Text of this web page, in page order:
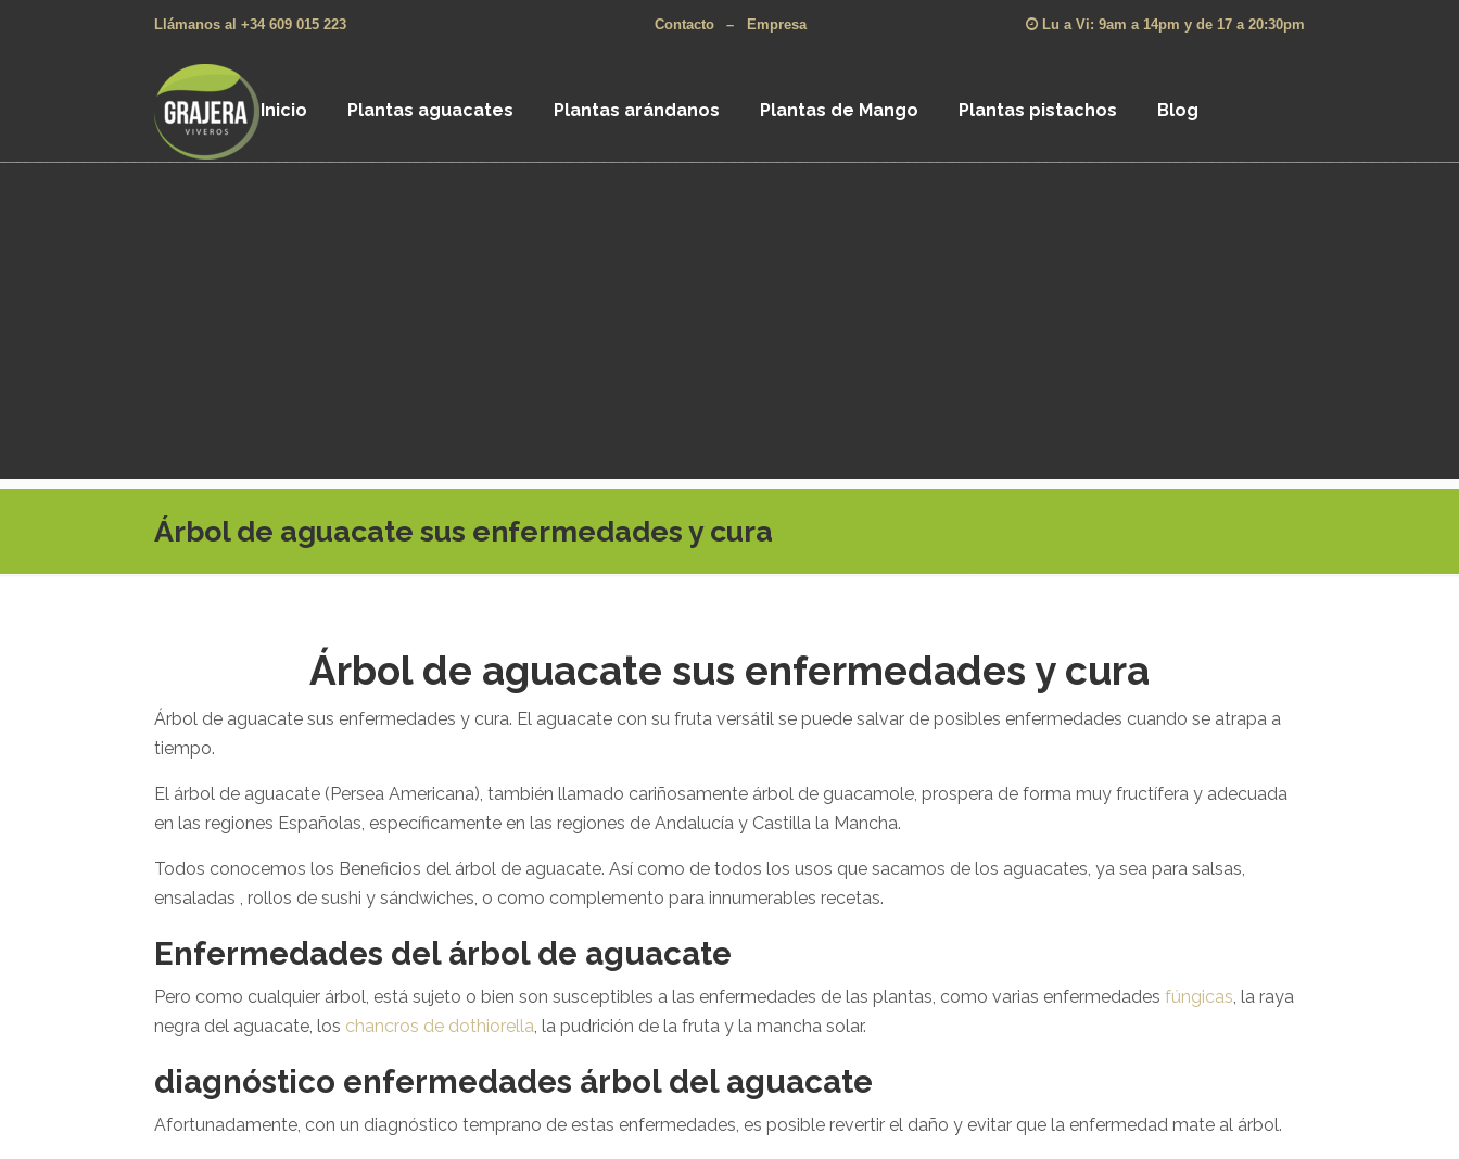
Llámanos al +34 609 015 223 Contacto – Empresa Lu a Vi: 9am a 14pm y de 17 a 20:30pm
Inicio Plantas aguacates Plantas arándanos Plantas de Mango Plantas pistachos Blog
Árbol de aguacate sus enfermedades y cura
Árbol de aguacate sus enfermedades y cura
Árbol de aguacate sus enfermedades y cura. El aguacate con su fruta versátil se puede salvar de posibles enfermedades cuando se atrapa a
tiempo.
El árbol de aguacate (Persea Americana), también llamado cariñosamente árbol de guacamole, prospera de forma muy fructífera y adecuada
en las regiones Españolas, específicamente en las regiones de Andalucía y Castilla la Mancha.
Todos conocemos los Beneficios del árbol de aguacate. Así como de todos los usos que sacamos de los aguacates, ya sea para salsas,
ensaladas , rollos de sushi y sándwiches, o como complemento para innumerables recetas.
Enfermedades del árbol de aguacate
Pero como cualquier árbol, está sujeto o bien son susceptibles a las enfermedades de las plantas, como varias enfermedades fúngicas, la raya
negra del aguacate, los chancros de dothiorella, la pudrición de la fruta y la mancha solar.
diagnóstico enfermedades árbol del aguacate
Afortunadamente, con un diagnóstico temprano de estas enfermedades, es posible revertir el daño y evitar que la enfermedad mate al árbol.